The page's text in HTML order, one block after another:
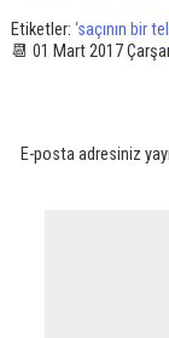
Etiketler: ‘saçının bir
📆 01 Mart 2017
E-posta adresiniz